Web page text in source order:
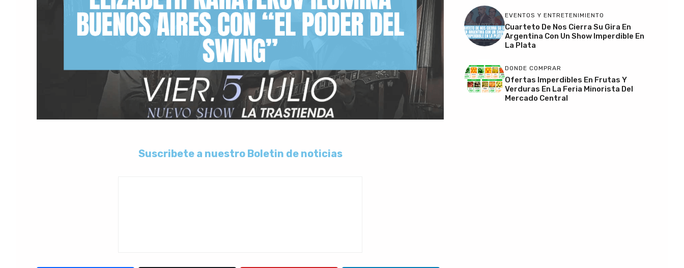
Suscribete a nuestro Boletin de noticias
EVENTOS Y ENTRETENIMIENTO
Cuarteto De Nos Cierra Su Gira En
Argentina Con Un Show Imperdible En
La Plata
DONDE COMPRAR
Ofertas Imperdibles En Frutas Y
Verduras En La Feria Minorista Del
Mercado Central